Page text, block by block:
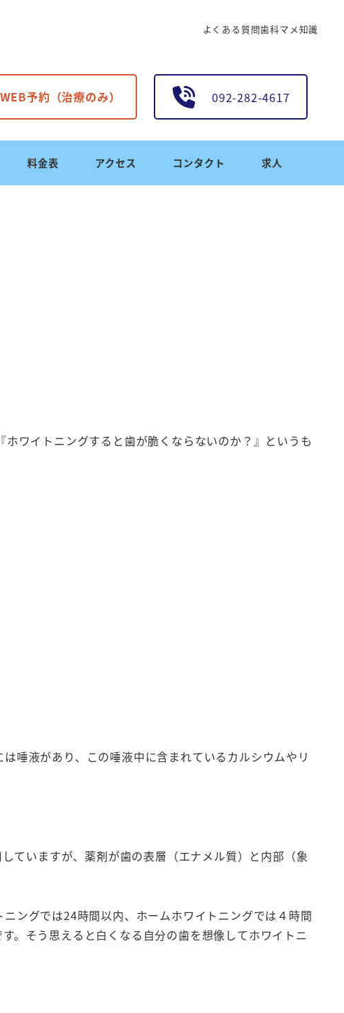
よくある質問歯科マメ知識
WEB予約（治療のみ） 092-282-4617
料金表 アクセス コンタクト 求人
ワイトニングすると歯が脆くならないのか？』というも
唾液があり、この唾液中に含まれているカルシウムやリ
ていますが、薬剤が歯の表層（エナメル質）と内部（象
ングでは24時間以内、ホームホワイトニングでは４時間
。そう思えると白くなる自分の歯を想像してホワイトニ